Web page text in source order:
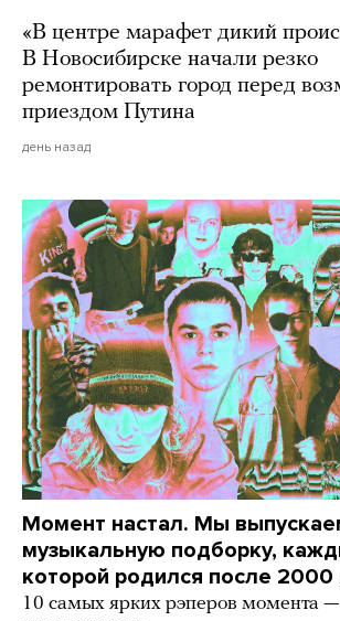
«В центре марафет дикий
В Новосибирске начали резко
ремонтировать город перед
приездом Путина
день назад
Момент настал. Мы
музыкальную подборку,
которой родился после 2000
10 самых ярких рэперов момента